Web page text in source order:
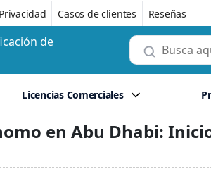
Casos de clientes Reseñas
de
Licencias Comerciales
en Abu Dhabi: